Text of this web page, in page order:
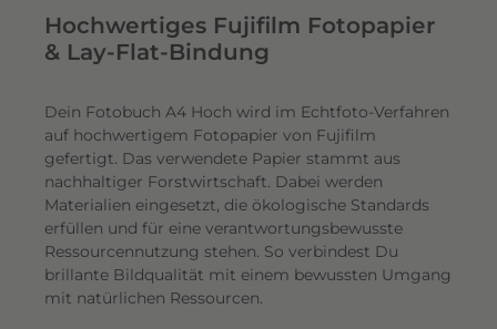
Hochwertiges Fujifilm Fotopapier
& Lay-Flat-Bindung
Dein Fotobuch A4 Hoch wird im Echtfoto-Verfahren
auf hochwertigem Fotopapier von Fujifilm
gefertigt. Das verwendete Papier stammt aus
nachhaltiger Forstwirtschaft. Dabei werden
Materialien eingesetzt, die ökologische Standards
erfüllen und für eine verantwortungsbewusste
Ressourcennutzung stehen. So verbindest Du
brillante Bildqualität mit einem bewussten Umgang
mit natürlichen Ressourcen.